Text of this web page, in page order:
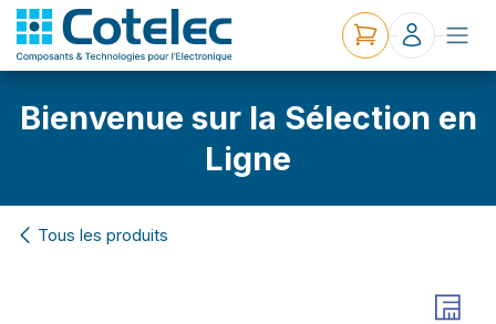
Bienvenue sur la Sélection en
Ligne
Tous les produits